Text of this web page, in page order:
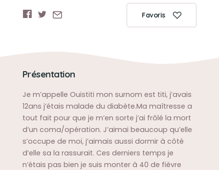
Favoris
Présentation
Je m’appelle Ouistiti mon surnom est titi, j’avais
12ans j’étais malade du diabète.Ma maîtresse a
tout fait pour que je m’en sorte j’ai frôlé la mort
d’un coma/opération. J’aimai beaucoup qu’elle
s’occupe de moi, j’aimais aussi dormir à côté
d’elle sa la rassurait. Ces derniers temps je
n’étais pas bien je suis monter à 40 de fièvre